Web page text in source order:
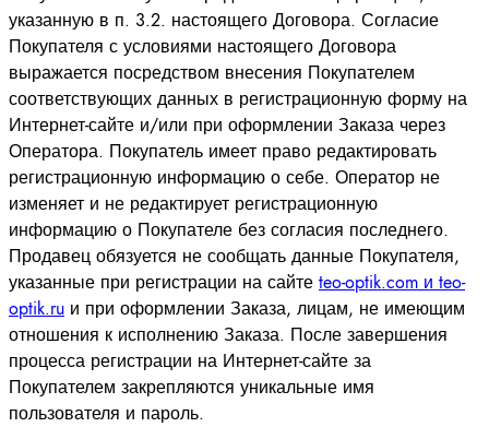
указанную в п. 3.2. настоящего Договора. Согласие
Покупателя с условиями настоящего Договора
выражается посредством внесения Покупателем
соответствующих данных в регистрационную форму на
Интернет-сайте и/или при оформлении Заказа через
Оператора. Покупатель имеет право редактировать
регистрационную информацию о себе. Оператор не
изменяет и не редактирует регистрационную
информацию о Покупателе без согласия последнего.
Продавец обязуется не сообщать данные Покупателя,
указанные при регистрации на сайте teo-optik.com и teo-
optik.ru и при оформлении Заказа, лицам, не имеющим
отношения к исполнению Заказа. После завершения
процесса регистрации на Интернет-сайте за
Покупателем закрепляются уникальные имя
пользователя и пароль.